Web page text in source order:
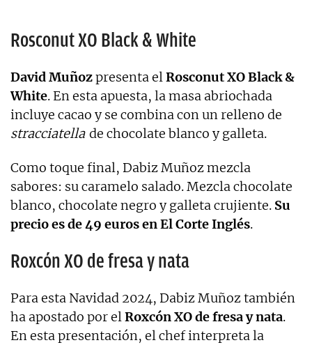
Rosconut XO Black & White
David Muñozpresenta elRosconut XO Black &
White. En esta apuesta, la masa abriochada
incluye cacao y se combina con un relleno de
stracciatella de chocolate blanco y galleta.
Como toque final, Dabiz Muñoz mezcla
sabores: su caramelo salado. Mezcla chocolate
blanco, chocolate negro y galleta crujiente. Su
precio es de 49 euros en El Corte Inglés.
Roxcón XO de fresa y nata
Para esta Navidad 2024, Dabiz Muñoz también
ha apostado por elRoxcón XO de fresa y nata.
En esta presentación, el chef interpreta la